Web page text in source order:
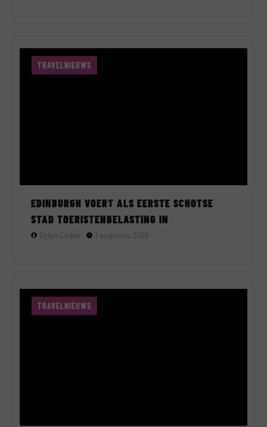
TRAVELNIEUWS
EDINBURGH VOERT ALS EERSTE SCHOTSE
STAD TOERISTENBELASTING IN
Dylan Cinjee 1 augustus 2026
TRAVELNIEUWS